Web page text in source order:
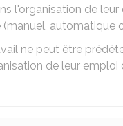
l'organisation de
automatique
ne peut être
de leur emploi